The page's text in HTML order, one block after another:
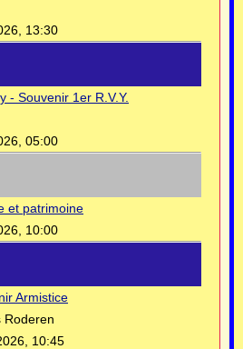
13:30
- Souvenir 1er R.V.Y.
05:00
et patrimoine
10:00
Armistice
Roderen
10:45